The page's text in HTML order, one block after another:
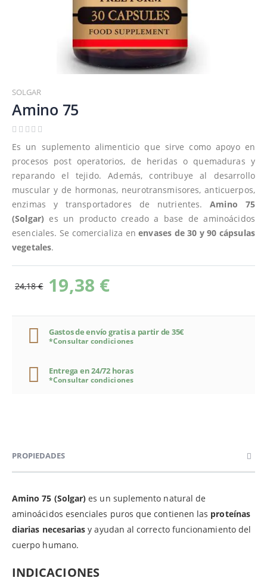
al
comienzo
de
la
galería
imágenes
SOLGAR
Amino 75
Es un suplemento alimenticio que sirve como apoyo en
procesos post operatorios, de heridas o quemaduras y
reparando el tejido. Además, contribuye al desarrollo
muscular y de hormonas, neurotransmisores, anticuerpos,
enzimas y transportadores de nutrientes.Amino 75
(Solgar) es un producto creado a base de aminoácidos
esenciales. Se comercializa enenvases de 30 y 90 cápsulas
vegetales.
19,38 €
24,18 €
Gastos de envío gratis a partir de 35€
*Consultar condiciones
Entrega en 24/72 horas
*Consultar condiciones
PROPIEDADES
Amino 75 (Solgar) es un suplemento natural de
aminoácidos esenciales puros que contienen las proteínas
diarias necesarias y ayudan al correcto funcionamiento del
cuerpo humano.
INDICACIONES